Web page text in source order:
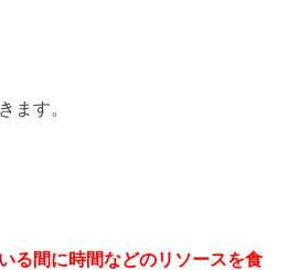
ます。
る間に時間などのリソースを食